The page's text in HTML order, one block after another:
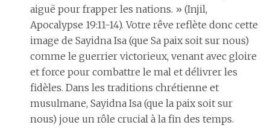
aiguë pour frapper les nations. » (Injil,
Apocalypse 19:11-14). Votre rêve reflète donc cette
image de Sayidna Isa (que Sa paix soit sur nous)
comme le guerrier victorieux, venant avec gloire
et force pour combattre le mal et délivrer les
fidèles. Dans les traditions chrétienne et
musulmane, Sayidna Isa (que la paix soit sur
nous) joue un rôle crucial à la fin des temps.